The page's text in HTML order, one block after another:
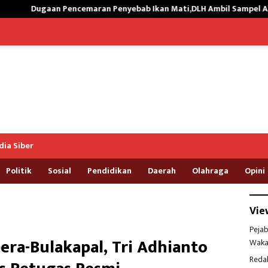
Penyebab Ikan Mati,DLH Ambil Sampel Air Kali Way Ratai
Siber
Politik Sosial Pendidikan Daerah Olahraga Opini
Bulakapal, Tri Adhianto